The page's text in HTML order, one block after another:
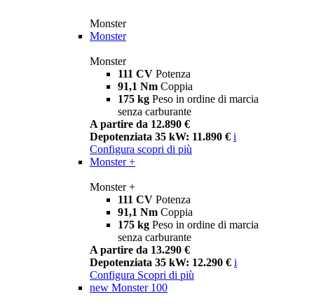
Monster
Monster
Monster
111 CV Potenza
91,1 Nm Coppia
175 kg Peso in ordine di marcia
senza carburante
A partire da 12.890 €
Depotenziata 35 kW: 11.890 € i
Configura scopri di più
Monster +
Monster +
111 CV Potenza
91,1 Nm Coppia
175 kg Peso in ordine di marcia
senza carburante
A partire da 13.290 €
Depotenziata 35 kW: 12.290 € i
Configura Scopri di più
new Monster 100